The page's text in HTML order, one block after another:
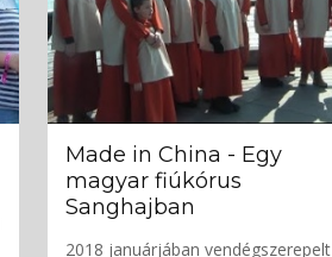
Made in China - Egy
magyar fiúkórus
Sanghajban
2018 januárjában vendégszerepelt